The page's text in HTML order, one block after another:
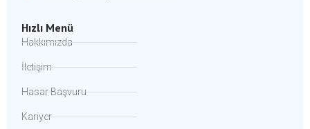
Hızlı Menü
Hakkımızda
İletişim
Hasar Başvuru
Kariyer